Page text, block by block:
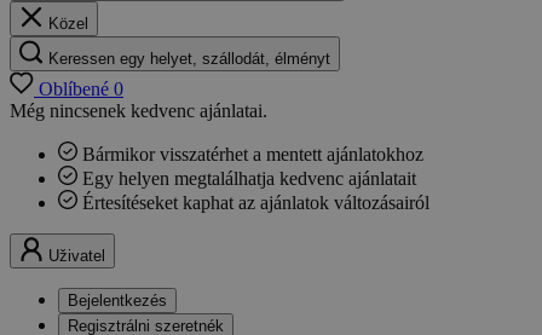
Közel
Keressen egy helyet, szállodát, élményt
Oblíbené 0
Még nincsenek kedvenc ajánlatai.
Bármikor visszatérhet a mentett ajánlatokhoz
Egy helyen megtalálhatja kedvenc ajánlatait
Értesítéseket kaphat az ajánlatok változásairól
Uživatel
Bejelentkezés
Regisztrálni szeretnék